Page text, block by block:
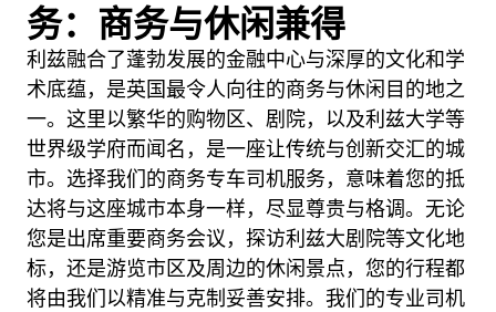
务：商务与休闲兼得
利兹融合了蓬勃发展的金融中心与深厚的文化和学
术底蕴，是英国最令人向往的商务与休闲目的地之
一。这里以繁华的购物区、剧院，以及利兹大学等
世界级学府而闻名，是一座让传统与创新交汇的城
市。选择我们的商务专车司机服务，意味着您的抵
达将与这座城市本身一样，尽显尊贵与格调。无论
您是出席重要商务会议，探访利兹大剧院等文化地
标，还是游览市区及周边的休闲景点，您的行程都
将由我们以精准与克制妥善安排。我们的专业司机